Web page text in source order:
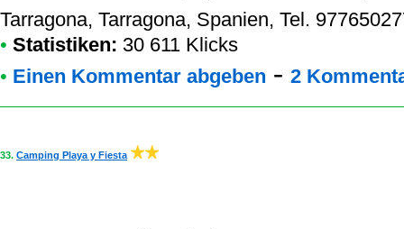
Tarragona, Tarragona, Spanien, Tel.
• Statistiken: 30 611 Klicks
• Einen Kommentar abgeben - 2
33. Camping Playa y Fiesta